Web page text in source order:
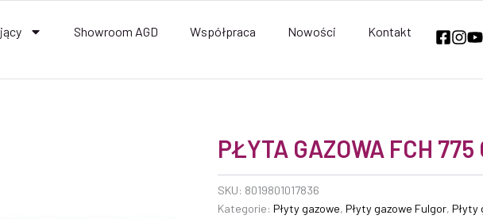
Showroom AGD Współpraca Nowości Kontakt
PŁYTA GAZOWA FCH 775
SKU: 8019801017836
Kategorie: Płyty gazowe, Płyty gazowe Fulgor, Płyty